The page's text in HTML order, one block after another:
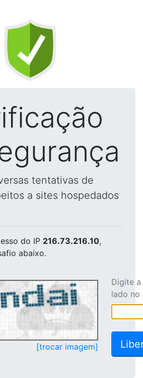
tentativas de
a sites hospedados
do IP 216.73.216.10,
abaixo.
[trocar imagem]
Digite
lado no